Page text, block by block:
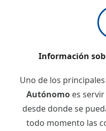
Información
Uno de los
Autónomo es
desde donde se
todo momento las